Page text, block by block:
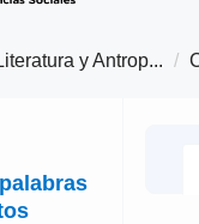
y Antrop...